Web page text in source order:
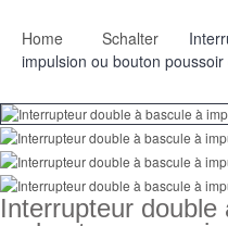
Schalter
Kreuzschalters
Steckdose
Home Schalter
impulsion ou bouton poussoir
Interrupteur double